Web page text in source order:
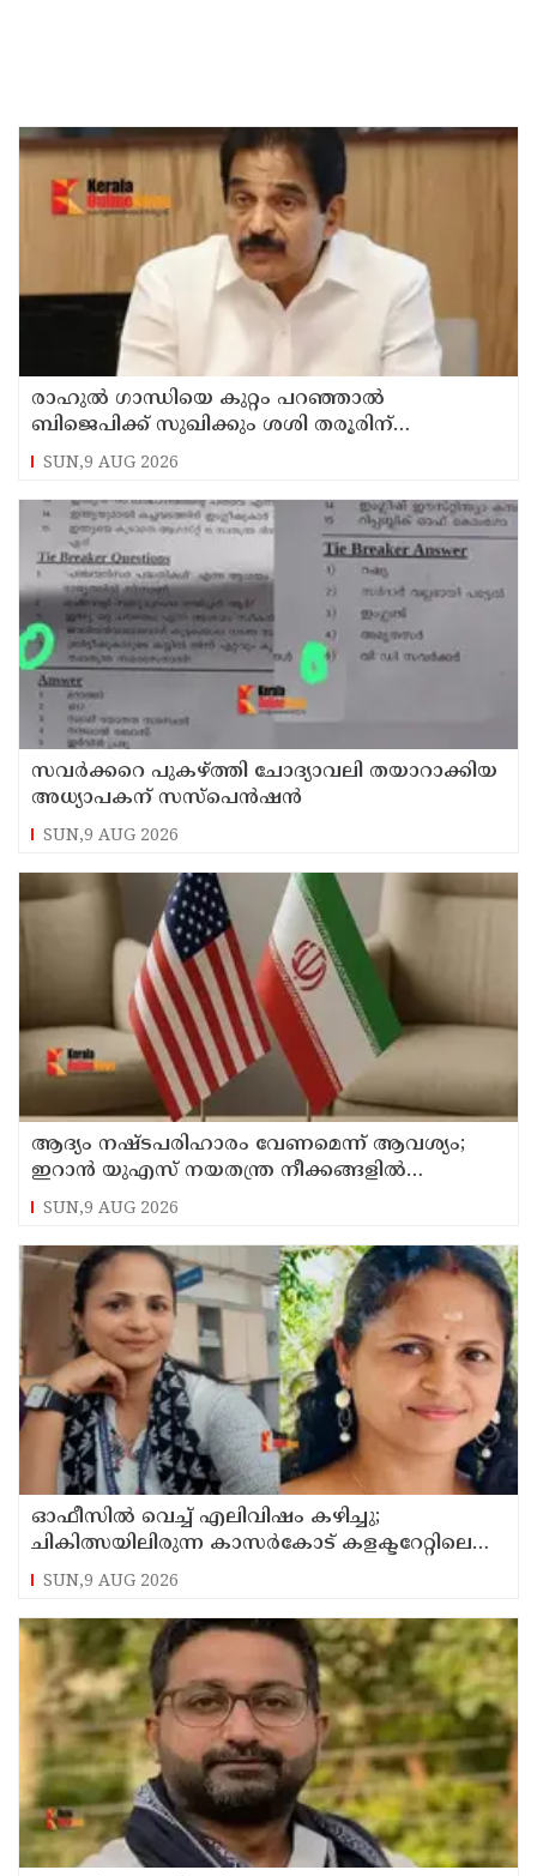
രാഹുല്‍ ഗാന്ധിയെ കുറ്റം പറഞ്ഞാല്‍
ബിജെപിക്ക് സുഖിക്കും ശശി തരൂരിന്
മറുപടിയുമായി കെ സി വേണുഗോപാല്‍
SUN,9 AUG 2026
സവര്‍ക്കറെ പുകഴ്ത്തി ചോദ്യാവലി തയാറാക്കിയ
അധ്യാപകന് സസ്‌പെന്‍ഷന്‍
SUN,9 AUG 2026
ആദ്യം നഷ്ടപരിഹാരം വേണമെന്ന് ആവശ്യം;
ഇറാന്‍ യുഎസ് നയതന്ത്ര നീക്കങ്ങളില്‍
അനിശ്ചിതത്വം
SUN,9 AUG 2026
ഓഫീസില്‍ വെച്ച് എലിവിഷം കഴിച്ചു;
ചികിത്സയിലിരുന്ന കാസര്‍കോട് കളക്ടറേറ്റിലെ
സീനിയര്‍ ക്ലര്‍ക്ക് മരിച്ചു
SUN,9 AUG 2026